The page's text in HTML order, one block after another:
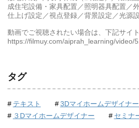
成住宅設備・家具配置／照明器具配置／
仕上げ設定／視点登録／背景設定／光源
動画でご視聴されたい場合は、下記サイ
https://filmuy.com/aiprah_learning/video/
タグ
テキスト
3Dマイホームデザイナ
３Dマイホームデザイナー
セミナ